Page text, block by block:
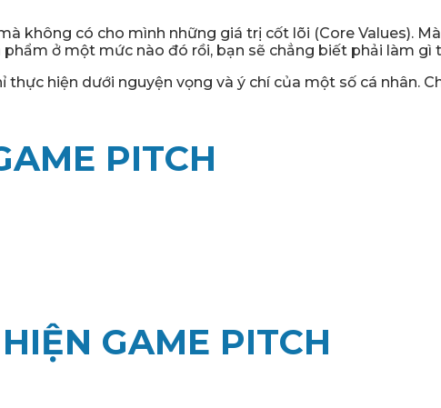
không có cho mình những giá trị cốt lõi (Core Values).
ở một mức nào đó rồi, bạn sẽ chẳng biết phải làm gì
hiện dưới nguyện vọng và ý chí của một số cá nhân.
PITCH
GAME PITCH